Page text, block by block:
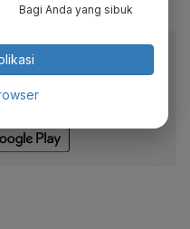
mobile.
lebih nyaman dan nikmati
mobile Katadata.
Bagi Anda yang sibuk